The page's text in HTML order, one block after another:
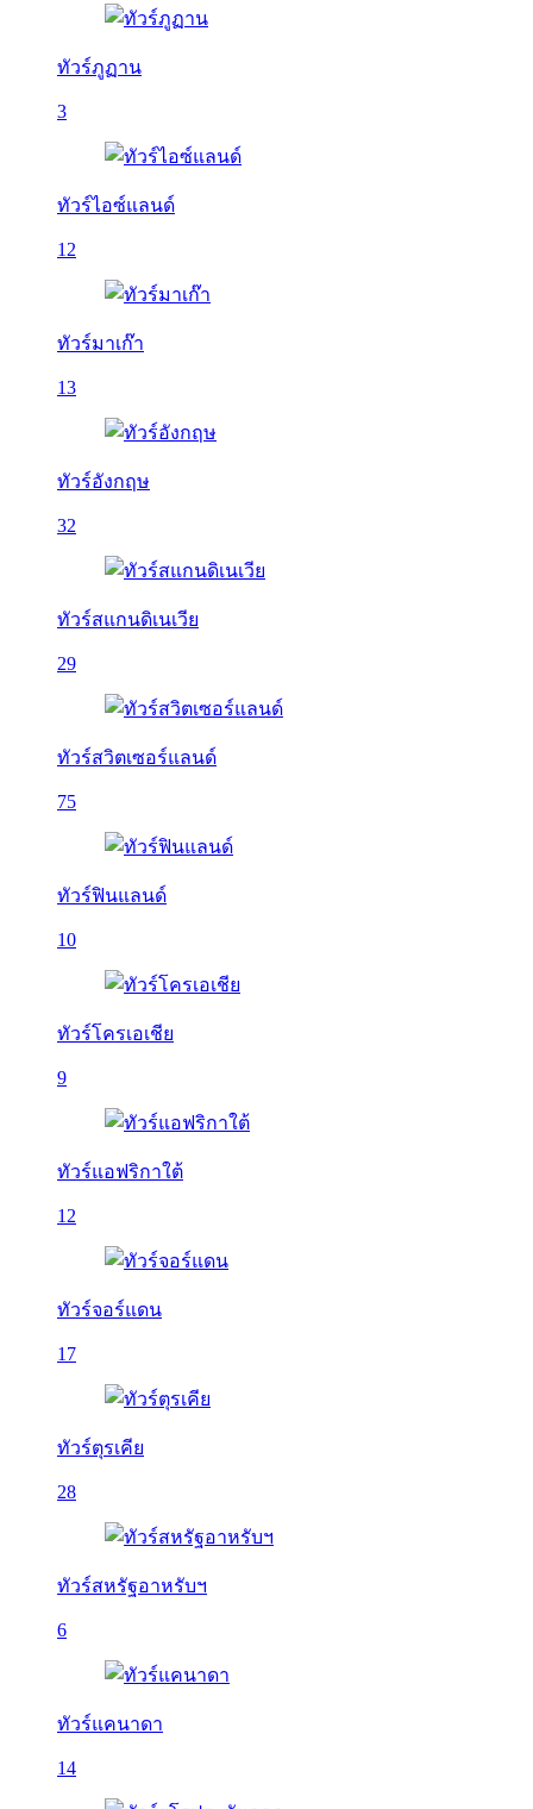
ทัวร์ภูฏาน
3
ทัวร์ไอซ์แลนด์
12
ทัวร์มาเก๊า
13
ทัวร์อังกฤษ
32
ทัวร์สแกนดิเนเวีย
29
ทัวร์สวิตเซอร์แลนด์
75
ทัวร์ฟินแลนด์
10
ทัวร์โครเอเชีย
9
ทัวร์แอฟริกาใต้
12
ทัวร์จอร์แดน
17
ทัวร์ตุรเคีย
28
ทัวร์สหรัฐอาหรับฯ
6
ทัวร์แคนาดา
14